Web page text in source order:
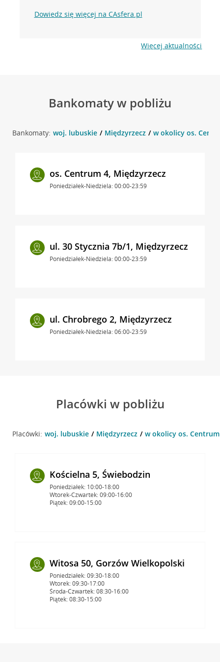
Dowiedz się więcej na CAsfera.pl
Więcej aktualności
Bankomaty w pobliżu
Bankomaty: woj. lubuskie Międzyrzecz w okolicy os.
os. Centrum 4, Międzyrzecz
Poniedziałek-Niedziela: 00:00-23:59
ul. 30 Stycznia 7b/1, Międzyrzecz
Poniedziałek-Niedziela: 00:00-23:59
ul. Chrobrego 2, Międzyrzecz
Poniedziałek-Niedziela: 06:00-23:59
Placówki w pobliżu
Placówki: woj. lubuskie Międzyrzecz w okolicy os.
Kościelna 5, Świebodzin
Poniedziałek: 10:00-18:00
Wtorek-Czwartek: 09:00-16:00
Piątek: 09:00-15:00
Witosa 50, Gorzów Wielkopolski
Poniedziałek: 09:30-18:00
Wtorek: 09:30-17:00
Środa-Czwartek: 08:30-16:00
Piątek: 08:30-15:00